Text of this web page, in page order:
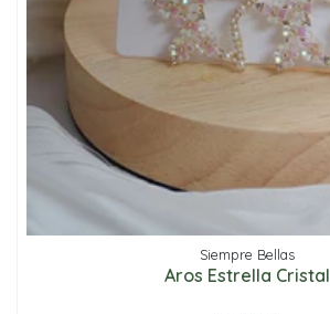
Siempre Bellas
Aros Estrella Cristal